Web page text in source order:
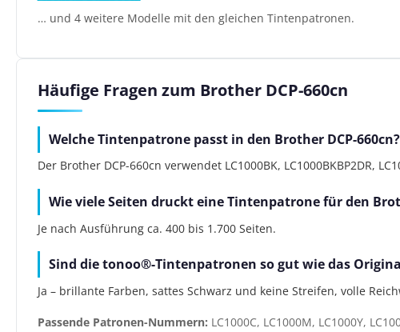
… und 4 weitere Modelle mit den gleichen Tintenpatronen.
Häufige Fragen zum Brother DCP-660cn
Welche Tintenpatrone passt in den Brother DCP-660cn?
Der Brother DCP-660cn verwendet LC1000BK, LC1000BKBP2DR,
Wie viele Seiten druckt eine Tintenpatrone für den
Je nach Ausführung ca. 400 bis 1.700 Seiten.
Sind die tonoo®-Tintenpatronen so gut wie das
Ja – brillante Farben, sattes Schwarz und keine Streifen, volle
Passende Patronen-Nummern: LC1000C, LC1000M, LC1000Y,